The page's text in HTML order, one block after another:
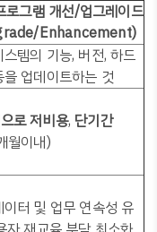
로그램 개선/업그레이드
Enhancement)
스템의 기능, 버전,하드
업데이트하는 것
로 저비용, 단기간
월이내)
이터 및 업무 연속성 유